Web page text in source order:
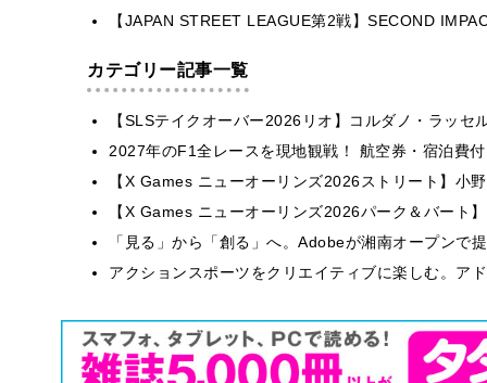
【JAPAN STREET LEAGUE第2戦】SECOND
カテゴリー記事一覧
【SLSテイクオーバー2026リオ】コルダノ・ラッ
2027年のF1全レースを現地観戦！ 航空券・宿泊費
【X Games ニューオーリンズ2026ストリート】小
【X Games ニューオーリンズ2026パーク＆バート
「見る」から「創る」へ。Adobeが湘南オープンで
アクションスポーツをクリエイティブに楽しむ。ア